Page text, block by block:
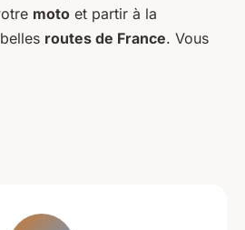
moto et partir à la
routes de France. Vous